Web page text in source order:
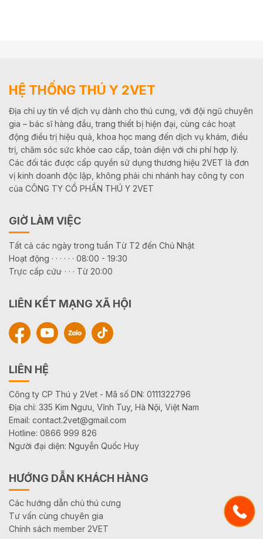
HỆ THỐNG THÚ Y 2VET
Địa chỉ uy tín về dịch vụ dành cho thú cưng, với đội ngũ chuyên
gia – bác sĩ hàng đầu, trang thiết bị hiện đại, cùng các hoạt
động điều trị hiệu quả, khoa học mang đến dịch vụ khám, điều
trị, chăm sóc sức khỏe cao cấp, toàn diện với chi phí hợp lý.
Các đối tác được cấp quyền sử dụng thương hiệu 2VET là đơn
vị kinh doanh độc lập, không phải chi nhánh hay công ty con
của CÔNG TY CỔ PHẦN THÚ Y 2VET
GIỜ LÀM VIỆC
Tất cả các ngày trong tuần Từ T2 đến Chủ Nhật
Hoạt động · · · · · · 08:00 - 19:30
Trực cấp cứu· · · · Từ 20:00
LIÊN KẾT MẠNG XÃ HỘI
LIÊN HỆ
Công ty CP Thú y 2Vet - Mã số DN: 0111322796
Địa chỉ: 335 Kim Ngưu, Vĩnh Tuy, Hà Nội, Việt Nam
Email: contact.2vet@gmail.com
Hotline: 0866 999 826
Người đại diện: Nguyễn Quốc Huy
HƯỚNG DẪN KHÁCH HÀNG
Các hướng dẫn chủ thú cưng
Tư vấn cùng chuyên gia
Chính sách member 2VET